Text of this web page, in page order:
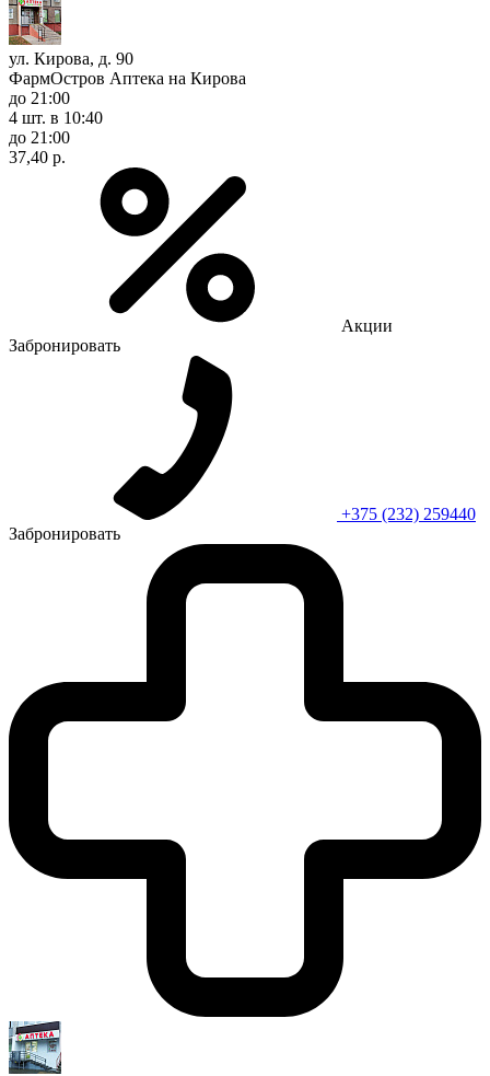
ул. Кирова, д. 90
ФармОстров Аптека на Кирова
до 21:00
4 шт. в 10:40
до 21:00
37,40 р.
Акции
Забронировать
+375 (232) 259440
Забронировать